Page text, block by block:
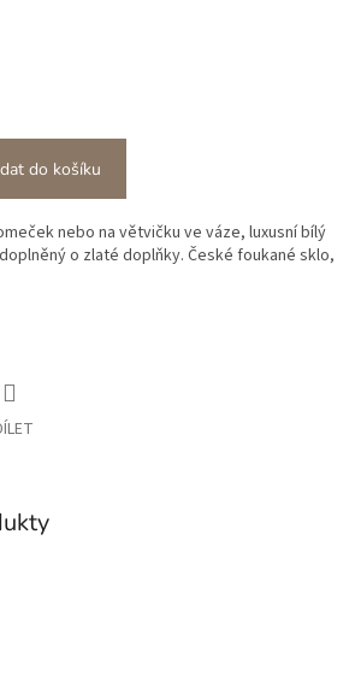
do košíku
nebo na větvičku ve váze, luxusní bílý
o zlaté doplňky. České foukané sklo,